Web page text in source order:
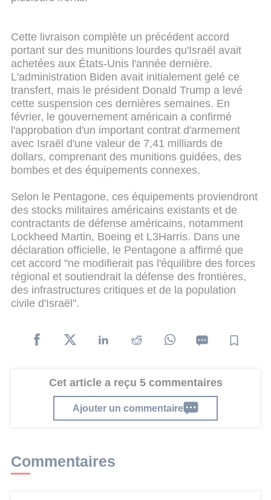
Cette livraison complète un précédent accord
portant sur des munitions lourdes qu'Israël avait
achetées aux États-Unis l'année dernière.
L'administration Biden avait initialement gelé ce
transfert, mais le président Donald Trump a levé
cette suspension ces dernières semaines. En
février, le gouvernement américain a confirmé
l'approbation d'un important contrat d'armement
avec Israël d'une valeur de 7,41 milliards de
dollars, comprenant des munitions guidées, des
bombes et des équipements connexes.
Selon le Pentagone, ces équipements proviendront
des stocks militaires américains existants et de
contractants de défense américains, notamment
Lockheed Martin, Boeing et L3Harris. Dans une
déclaration officielle, le Pentagone a affirmé que
cet accord "ne modifierait pas l'équilibre des forces
régional et soutiendrait la défense des frontières,
des infrastructures critiques et de la population
civile d'Israël".
Cet article a reçu 5 commentaires
Ajouter un commentaire
Commentaires